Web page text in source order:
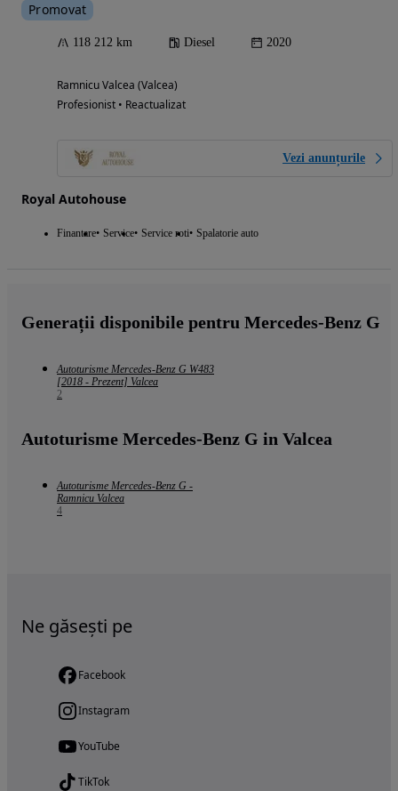
Promovat
118 212 km Diesel 2020
Ramnicu Valcea (Valcea)
Profesionist • Reactualizat
Vezi anunțurile
Royal Autohouse
Finantare Service Service roti Spalatorie auto
Generații disponibile pentru Mercedes-Benz G
Autoturisme Mercedes-Benz G W483
[2018 - Prezent] Valcea
2
Autoturisme Mercedes-Benz G in Valcea
Autoturisme Mercedes-Benz G -
Ramnicu Valcea
4
Ne găsești pe
Facebook
Instagram
YouTube
TikTok